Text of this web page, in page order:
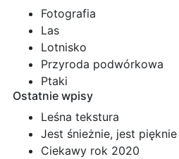
Fotografia
Las
Lotnisko
Przyroda podwórkowa
Ptaki
Ostatnie wpisy
Leśna tekstura
Jest śnieżnie, jest pięknie
Ciekawy rok 2020